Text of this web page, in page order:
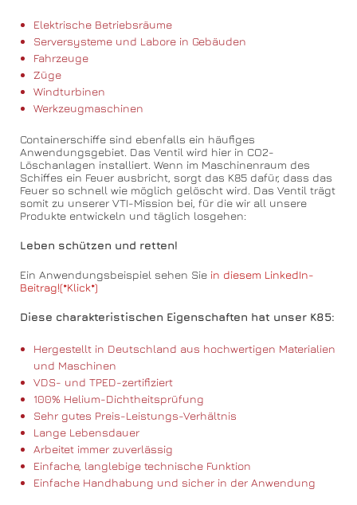
Elektrische Betriebsräume
Serversysteme und Labore in Gebäuden
Fahrzeuge
Züge
Windturbinen
Werkzeugmaschinen
Containerschiffe sind ebenfalls ein häufiges
Anwendungsgebiet. Das Ventil wird hier in CO2-
Löschanlagen installiert. Wenn im Maschinenraum des
Schiffes ein Feuer ausbricht, sorgt das K85 dafür, dass das
Feuer so schnell wie möglich gelöscht wird. Das Ventil trägt
somit zu unserer VTI-Mission bei, für die wir all unsere
Produkte entwickeln und täglich losgehen:
Leben schützen und retten!
Ein Anwendungsbeispiel sehen Sie in diesem LinkedIn-
Beitrag!(*Klick*)
Diese charakteristischen Eigenschaften hat unser K85:
Hergestellt in Deutschland aus hochwertigen Materialien
und Maschinen
VDS- und TPED-zertifiziert
100% Helium-Dichtheitsprüfung
Sehr gutes Preis-Leistungs-Verhältnis
Lange Lebensdauer
Arbeitet immer zuverlässig
Einfache, langlebige technische Funktion
Einfache Handhabung und sicher in der Anwendung